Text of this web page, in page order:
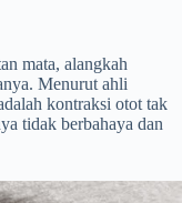
mata, alangkah
Menurut ahli
kontraksi otot tak
tidak berbahaya dan